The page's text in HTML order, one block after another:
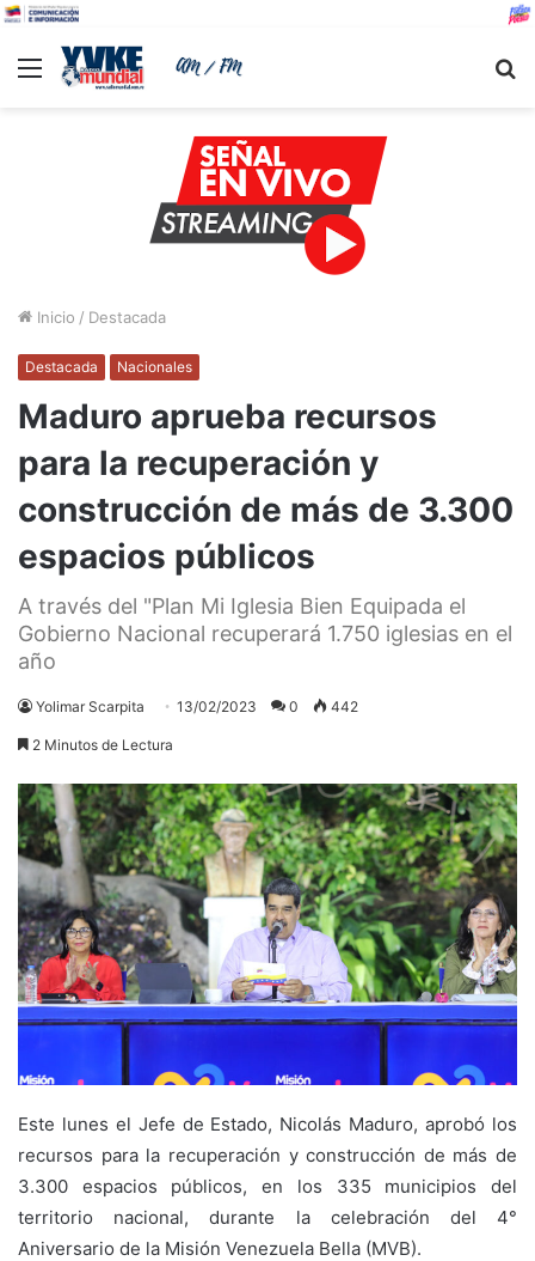
Menu
Inicio / Destacada
Destacada Nacionales
Maduro aprueba recursos
para la recuperación y
construcción de más de 3.300
espacios públicos
A través del "Plan Mi Iglesia Bien Equipada el
Gobierno Nacional recuperará 1.750 iglesias en el
año
Yolimar Scarpita 13/02/2023 0 442
2 Minutos de Lectura
Este lunes el Jefe de Estado, Nicolás Maduro,aprobó los
recursos para la recuperación y construcción de más de
3.300 espacios públicos, en los 335 municipios del
territorio nacional, durante la celebración del 4°
Aniversario de la Misión Venezuela Bella (MVB).